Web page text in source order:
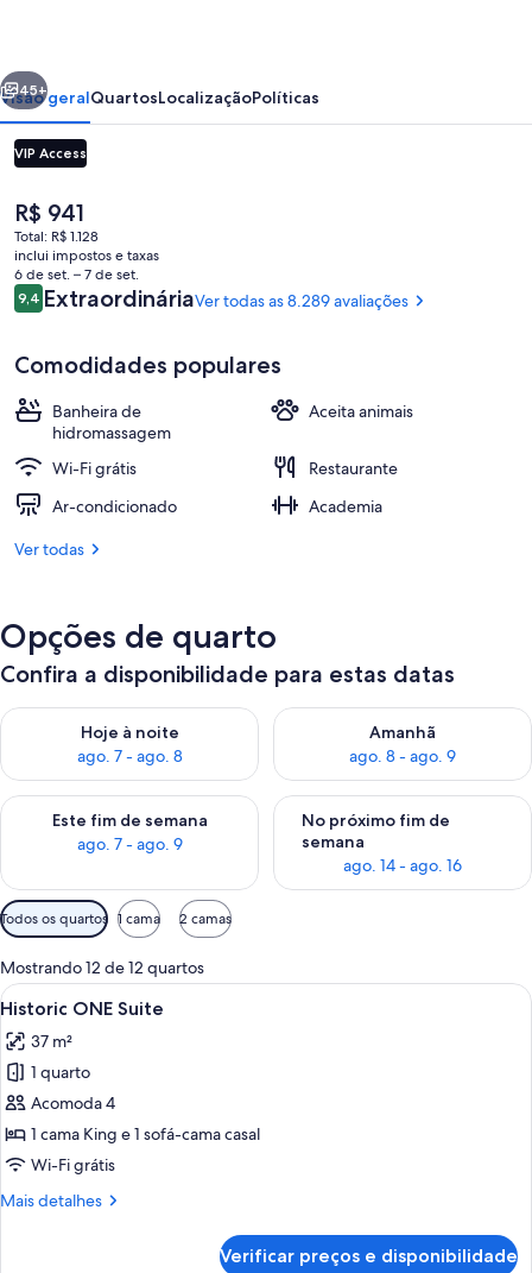
&
Residence
Próximo
45+
Visão geralQuartosLocalizaçãoPolíticas
VIP Access
O
preço
atual
é
R$ 941
R$ 941
Total: R$ 1.128
inclui impostos e taxas
6 de set. – 7 de set.
Avaliações
9,49,4 de 10
ExtraordináriaVer todas as 8.289 avaliações
Comodidades populares
Banheira de
hidromassagem
Aceita animais
Wi-Fi grátis
Restaurante
Ar-condicionado
Academia
Ver todas
Opções de quarto
Confira a disponibilidade para estas datas
Hoje à noite
ago. 7 - ago. 8
Verifica a disponibilidade para esta noite, ago. 7 - ago. 8
Amanhã
ago. 8 - ago. 9
Verifica a disponibilidade
Este fim de semana
ago. 7 - ago. 9
Verifica a disponibilidade para este fim de semana, ago. 7 -
No próximo fim de
semana
ago. 14 - ago. 16
Verifica a disponibilidade
Filtros
disponíveis
para
os
quartos
Todos os quartos 1 cama 2 camas
Mostrando 12 de 12 quartos
Carrega
todas
as
fotos
de
Historic
ONE
Quarto de hotel moderno com área
5
Historic ONE Suite
37 m²
1 quarto
Acomoda 4
1 cama King e 1 sofá-cama casal
Wi-Fi grátis
Mais detalhes
Mais
Verificar preços e disponibilidade